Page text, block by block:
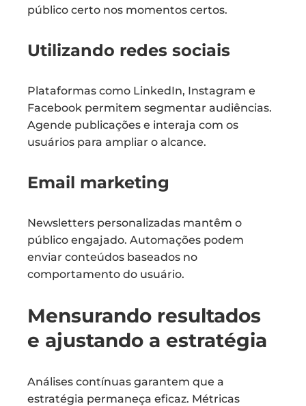
público certo nos momentos certos.
Utilizando redes sociais
Plataformas como LinkedIn, Instagram e
Facebook permitem segmentar audiências.
Agende publicações e interaja com os
usuários para ampliar o alcance.
Email marketing
Newsletters personalizadas mantêm o
público engajado. Automações podem
enviar conteúdos baseados no
comportamento do usuário.
Mensurando resultados
e ajustando a estratégia
Análises contínuas garantem que a
estratégia permaneça eficaz. Métricas